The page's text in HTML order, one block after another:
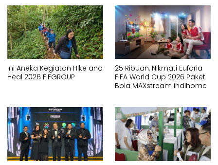
Ini Aneka Kegiatan Hike and
Heal 2026 FIFGROUP
25 Ribuan, Nikmati Euforia
FIFA World Cup 2026 Paket
Bola MAXstream Indihome